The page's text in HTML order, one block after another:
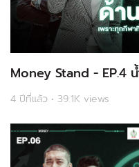
Money Stand - EP.4
4 ปีที่แล้ว • 39.1K views